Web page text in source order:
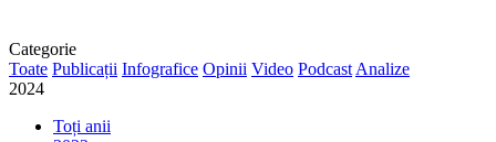
Categorie
Toate Publicații Infografice Opinii Video Podcast Analize
2024
Toți anii